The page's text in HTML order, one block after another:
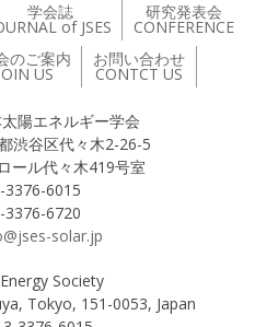
学会誌
of JSES
研究発表会
CONFERENCE
のご案内
US
お問い合わせ
CONTCT US
陽エネルギー学会
渋谷区代々木2-26-5
々木419号室
3376-6015
3376-6720
solar.jp
Society
Tokyo, 151-0053, Japan